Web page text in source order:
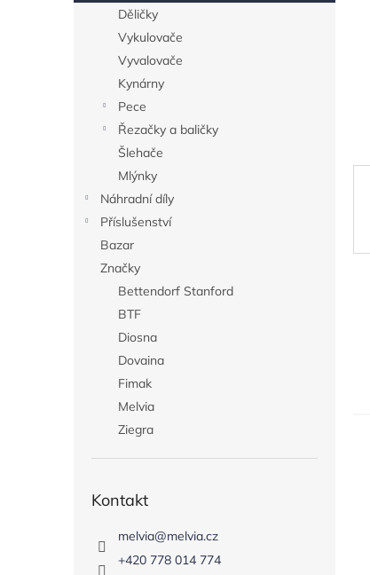
Děličky
Vykulovače
Vyvalovače
Kynárny
Pece
Řezačky a baličky
Šlehače
Mlýnky
Náhradní díly
Příslušenství
Bazar
Značky
Bettendorf Stanford
BTF
Diosna
Dovaina
Fimak
Melvia
Ziegra
Kontakt
melvia@melvia.cz
+420 778 014 774